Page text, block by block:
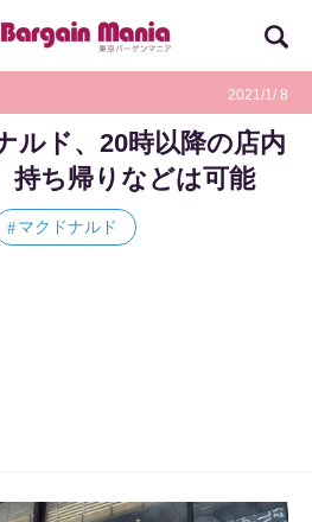
2021/1/ 8
ルド、20時以降の店内
持ち帰りなどは可能
マクドナルド